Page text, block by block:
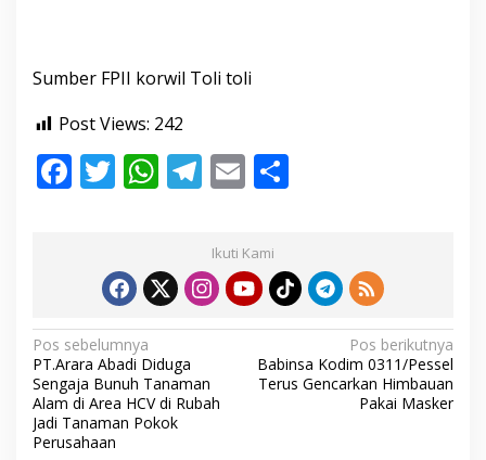
Sumber FPII korwil Toli toli
Post Views: 242
F
o
k
T
er
W
s
A
p
p
T
e
gr
a
m
E
ai
l e
Ikuti Kami
N
a
v
i
Pos sebelumnya
PT.Arara Abadi Diduga
Sengaja Bunuh Tanaman
Alam di Area HCV di Rubah
Jadi Tanaman Pokok
Perusahaan
Pos berikutnya
Babinsa Kodim 0311/Pessel
Terus Gencarkan Himbauan
Pakai Masker